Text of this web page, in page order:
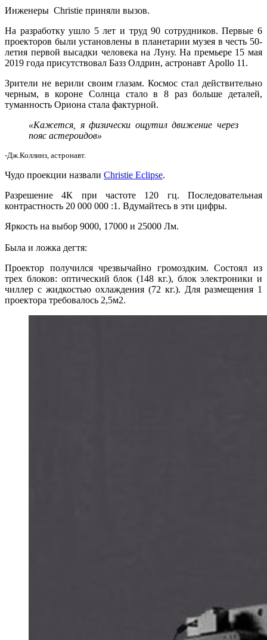
Инженеры Christie приняли вызов.
На разработку ушло 5 лет и труд 90 сотрудников. Первые 6
проекторов были установлены в планетарии музея в честь 50-
летия первой высадки человека на Луну. На премьере 15 мая
2019 года присутствовал Базз Олдрин, астронавт Apollo 11.
Зрители не верили своим глазам. Космос стал действительно
черным, в короне Солнца стало в 8 раз больше деталей,
туманность Ориона стала фактурной.
«Кажется, я физически ощутил движение через
пояс астероидов»
-Дж.Коллинз, астронавт.
Чудо проекции назвали Christie Eclipse.
Разрешение 4К при частоте 120 гц. Последовательная
контрастность 20 000 000 :1. Вдумайтесь в эти цифры.
Яркость на выбор 9000, 17000 и 25000 Лм.
Была и ложка дегтя:
Проектор получился чрезвычайно громоздким. Состоял из
трех блоков: оптический блок (148 кг.), блок электроники и
чиллер с жидкостью охлаждения (72 кг.). Для размещения 1
проектора требовалось 2,5м2.